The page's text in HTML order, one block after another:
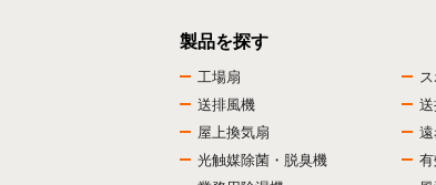
製品を探す
工場扇
送排風機
送
屋上換気扇
光触媒除菌・脱臭機